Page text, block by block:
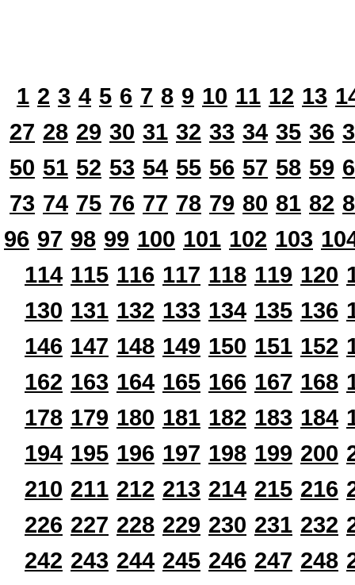
1 2 3 4 5 6 7 8 9 10 11 12 13
27 28 29 30 31 32 33 34 35 36
50 51 52 53 54 55 56 57 58 59
73 74 75 76 77 78 79 80 81 82
96 97 98 99 100 101 102 103
114 115 116 117 118 119 120
130 131 132 133 134 135 136
146 147 148 149 150 151 152
162 163 164 165 166 167 168
178 179 180 181 182 183 184
194 195 196 197 198 199 200
210 211 212 213 214 215 216
226 227 228 229 230 231 232
242 243 244 245 246 247 248